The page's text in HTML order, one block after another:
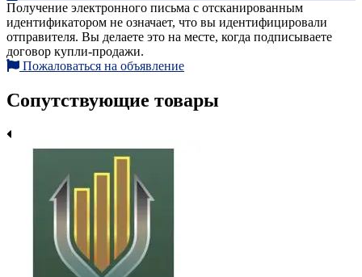
Получение электронного письма с отсканированным
идентификатором не означает, что вы идентифицировали
отправителя. Вы делаете это на месте, когда подписываете
договор купли-продажи.
Пожаловаться на объявление
Сопутствующие товары